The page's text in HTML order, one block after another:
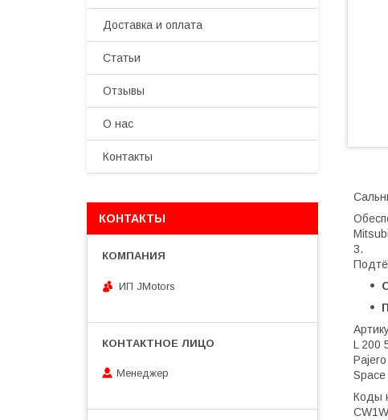
3.
L 200
Коды
Доставка и оплата
Статьи
Отзывы
О нас
Контакты
КОНТАКТЫ
ИП JMotors
Менеджер